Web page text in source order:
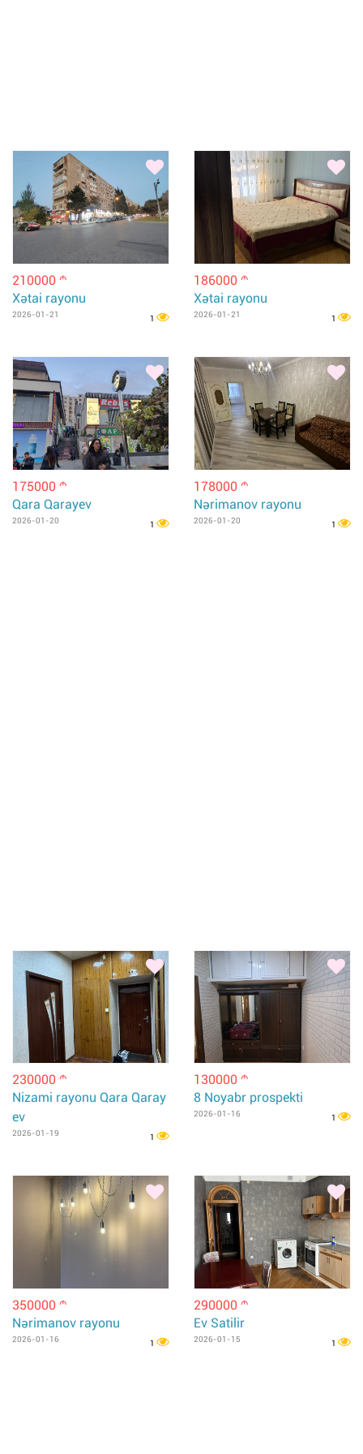
210000 m
Xətai rayonu
2026-01-21 1
186000 m
Xətai rayonu
2026-01-21 1
175000 m
Qara Qarayev
2026-01-20 1
178000 m
Nərimanov rayonu
2026-01-20 1
230000 m
Nizami rayonu Qara Qaray
ev
2026-01-19 1
130000 m
8 Noyabr prospekti
2026-01-16 1
350000 m
Nərimanov rayonu
2026-01-16 1
290000 m
Ev Satilir
2026-01-15 1